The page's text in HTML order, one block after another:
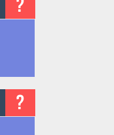
?